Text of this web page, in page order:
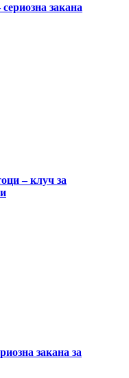
закана
– клуч за
закана за